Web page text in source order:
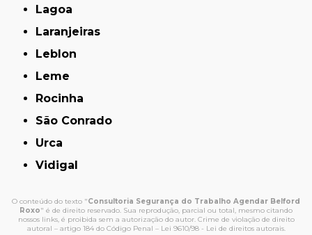
Lagoa
Laranjeiras
Leblon
Leme
Rocinha
São Conrado
Urca
Vidigal
O conteúdo do texto "Consultoria Segurança do Trabalho Agendar Belford
Roxo" é de direito reservado. Sua reprodução, parcial ou total, mesmo citando
nossos links, é proibida sem a autorização do autor. Crime de violação de direito
autoral – artigo 184 do Código Penal – Lei 9610/98 - Lei de direitos autorais.